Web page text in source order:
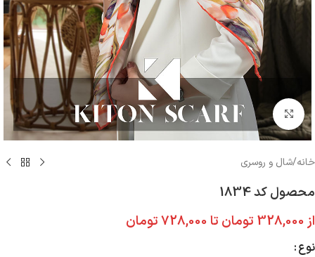
بزرگنمایی تصویر
خانه/شال و روسری
محصول کد 1834
از 328,000 تومان تا 728,000تومان
نوع